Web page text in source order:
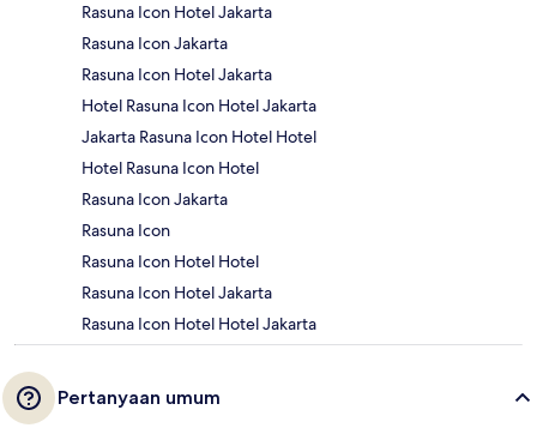
Rasuna Icon Hotel Jakarta
Rasuna Icon Jakarta
Rasuna Icon Hotel Jakarta
Hotel Rasuna Icon Hotel Jakarta
Jakarta Rasuna Icon Hotel Hotel
Hotel Rasuna Icon Hotel
Rasuna Icon Jakarta
Rasuna Icon
Rasuna Icon Hotel Hotel
Rasuna Icon Hotel Jakarta
Rasuna Icon Hotel Hotel Jakarta
Pertanyaan umum